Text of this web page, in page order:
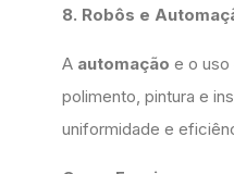
8. Robôs e
A automação e o uso
polimento, pintura e
uniformidade e